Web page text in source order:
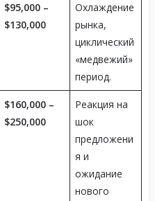
$95,000 –
$130,000
Охлаждение
рынка,
циклический
«медвежий»
период.
$160,000 –
$250,000
Реакция на
шок
предложени
я и
ожидание
нового